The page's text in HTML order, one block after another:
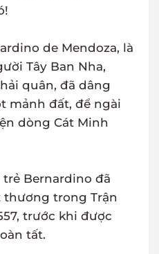
de Mendoza, là
Tây Ban Nha,
quân, đã dâng
mảnh đất, để ngài
dòng Cát Minh
Bernardino đã
trong Trận
trước khi được
tất.